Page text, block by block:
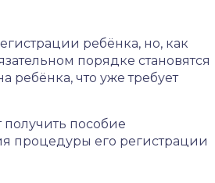
ребёнка, но, как
порядке становятся
ребёнка, что уже требует
пособие
процедуры его регистрации